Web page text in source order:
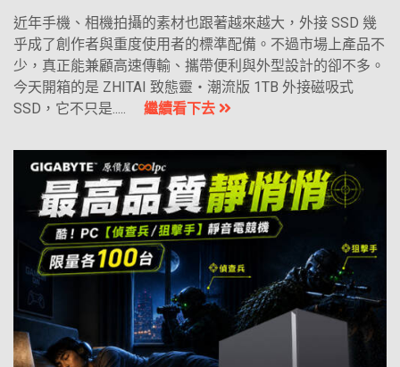
近年手機、相機拍攝的素材也跟著越來越大，外接 SSD 幾
乎成了創作者與重度使用者的標準配備。不過市場上產品不
少，真正能兼顧高速傳輸、攜帶便利與外型設計的卻不多。
今天開箱的是 ZHITAI 致態靈・潮流版 1TB 外接磁吸式
SSD，它不只是..... 繼續看下去